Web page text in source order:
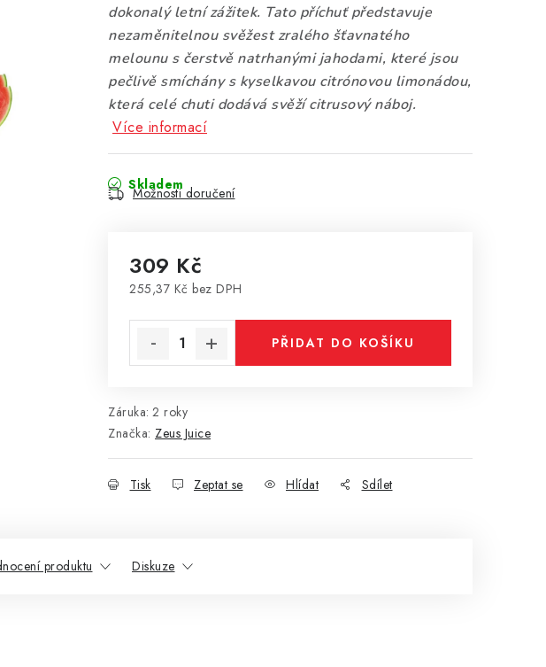
dokonalý letní zážitek. Tato příchuť představuje
nezaměnitelnou svěžest zralého šťavnatého
melounu s čerstvě natrhanými jahodami, které jsou
pečlivě smíchány s kyselkavou citrónovou limonádou,
která celé chuti dodává svěží citrusový náboj.
Více informací
Skladem
Možnosti doručení
309 Kč
255,37 Kč bez DPH
PŘIDAT DO KOŠÍKU
Záruka: 2 roky
Značka: Zeus Juice
Tisk Zeptat se Hlídat Sdílet
produktu Diskuze